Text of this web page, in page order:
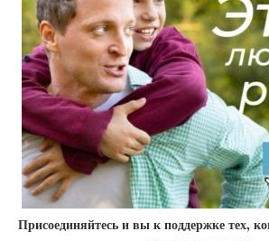
Присоединяйтесь и вы к поддержке тех,